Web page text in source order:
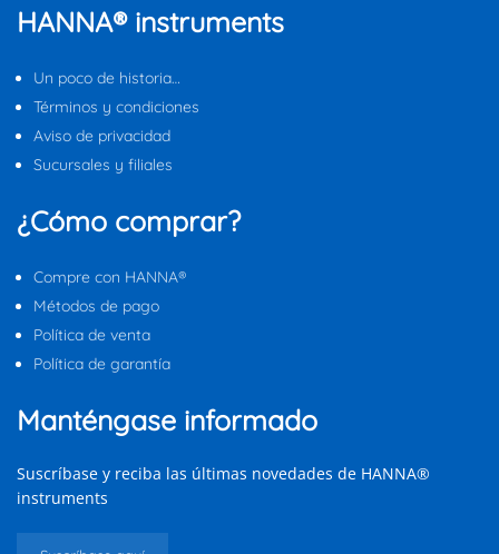
HANNA® instruments
Un poco de historia…
Términos y condiciones
Aviso de privacidad
Sucursales y filiales
¿Cómo comprar?
Compre con HANNA®
Métodos de pago
Política de venta
Política de garantía
Manténgase informado
Suscríbase y reciba las últimas novedades de HANNA®
instruments